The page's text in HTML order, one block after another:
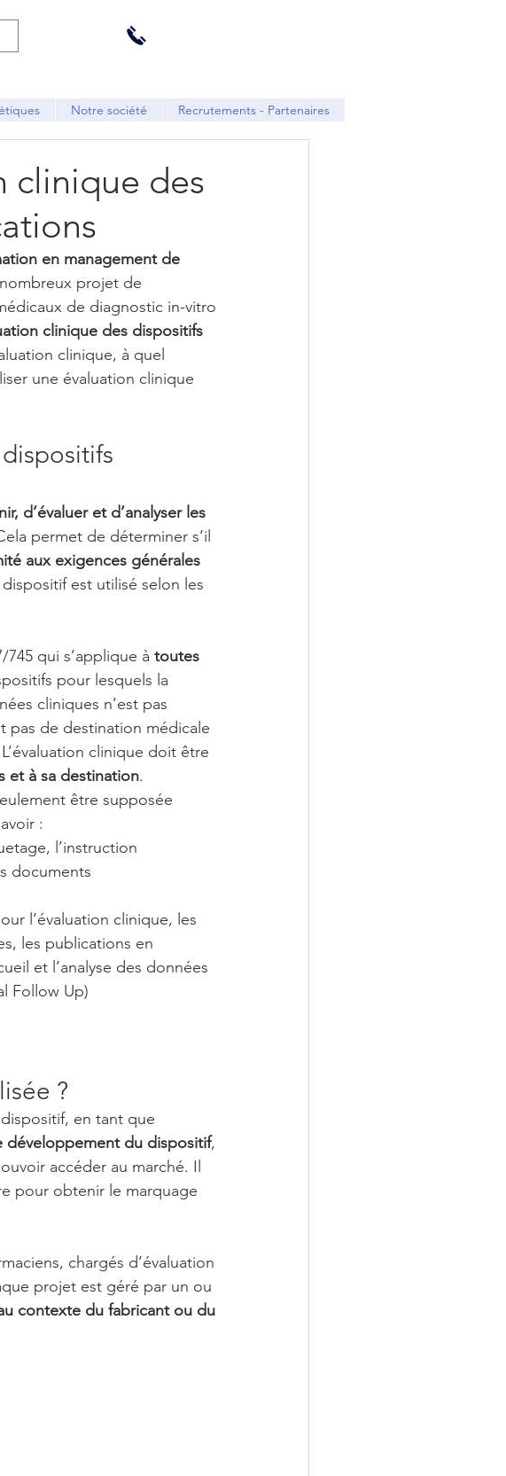
Notre société Recrutements - Partenaires
clinique des
en management de
projet de
de diagnostic in-vitro
clinique des dispositifs
clinique, à quel
une évaluation clinique
d’évaluer et d’analyser les
permet de déterminer s’il
aux exigences générales
est utilisé selon les
745 qui s’applique à toutes
pour lesquels la
cliniques n’est pas
pas de destination médicale
clinique doit être
et à sa destination.
être supposée
:
l’instruction
documents
l’évaluation clinique, les
les publications en
et l’analyse des données
Follow Up)
?
en tant que
développement du dispositif,
accéder au marché. Il
pour obtenir le marquage
chargés d’évaluation
projet est géré par un ou
contexte du fabricant ou du